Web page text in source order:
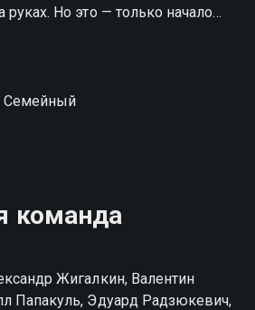
Но это — только начало
теща и куча проблем!
всех клиентов
прокормить семью и снова
На горизонте уже появилась
и очень богатая клиентка
потом, глядишь, и в мужья?
20 сезон сериала Папины дочки
бесплатно в хорошем HD
Семейный
команда
Жигалкин, Валентин
Папакуль, Эдуард Радзюкевич,